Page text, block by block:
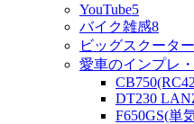
YouTube5
バイク雑感8
ビッグスクーター
愛車のインプレ
DT230
F650GS(単